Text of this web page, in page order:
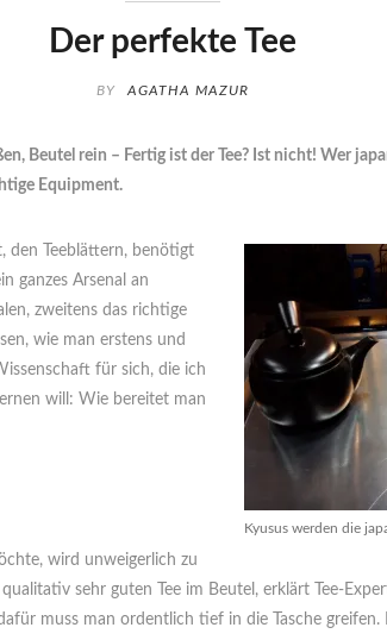
Der perfekte Tee
BY AGATHA MAZUR
Beutel rein – Fertig ist der Tee? Ist nicht! Wer
Equipment.
Kyusus werden die
den Teeblättern, benötigt
ganzes Arsenal an
zweitens das richtige
wie man erstens und
für sich, die ich
will: Wie bereitet man
wird unweigerlich zu
qualitativ sehr guten Tee im Beutel, erklärt Tee-
muss man ordentlich tief in die Tasche